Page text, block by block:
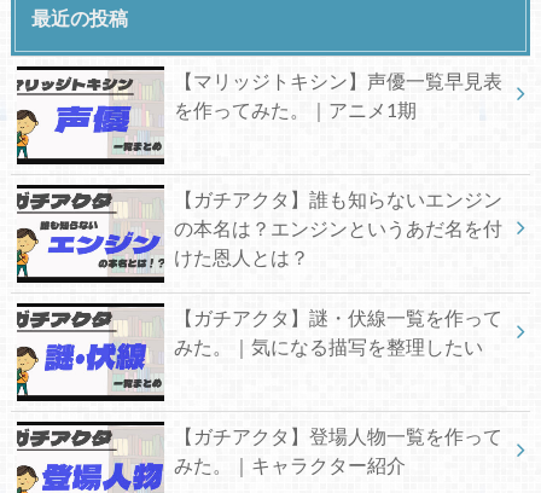
最近の投稿
【マリッジトキシン】声優一覧早見表
を作ってみた。｜アニメ1期
【ガチアクタ】誰も知らないエンジン
の本名は？エンジンというあだ名を付
けた恩人とは？
【ガチアクタ】謎・伏線一覧を作って
みた。｜気になる描写を整理したい
【ガチアクタ】登場人物一覧を作って
みた。｜キャラクター紹介